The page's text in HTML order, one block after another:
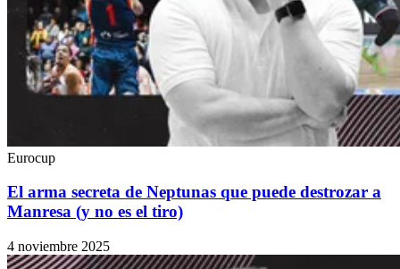
Eurocup
El arma secreta de Neptunas que puede destrozar a
Manresa (y no es el tiro)
4 noviembre 2025